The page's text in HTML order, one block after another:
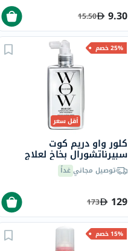
9.30
15.50
25% خصم
أقل سعر
كلور واو دريم كوت
سبيرناتشورال بخاخ لعلاج
تجعد الشعر، 200 مل
توصيل مجانيغداً
129
173
15% خصم